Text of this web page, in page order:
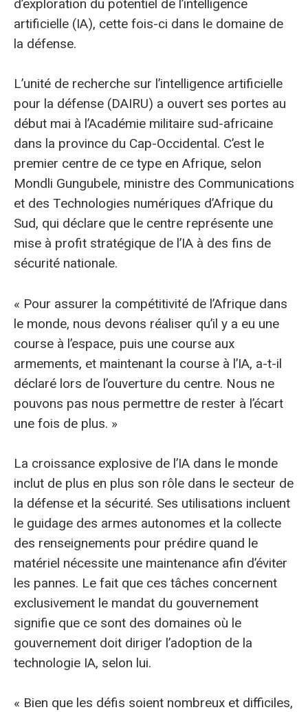
d’exploration du potentiel de l’intelligence
artificielle (IA), cette fois-ci dans le domaine de
la défense.
L’unité de recherche sur l’intelligence artificielle
pour la défense (DAIRU) a ouvert ses portes au
début mai à l’Académie militaire sud-africaine
dans la province du Cap-Occidental. C’est le
premier centre de ce type en Afrique, selon
Mondli Gungubele, ministre des Communications
et des Technologies numériques d’Afrique du
Sud, qui déclare que le centre représente une
mise à profit stratégique de l’IA à des fins de
sécurité nationale.
« Pour assurer la compétitivité de l’Afrique dans
le monde, nous devons réaliser qu’il y a eu une
course à l’espace, puis une course aux
armements, et maintenant la course à l’IA, a-t-il
déclaré lors de l’ouverture du centre. Nous ne
pouvons pas nous permettre de rester à l’écart
une fois de plus. »
La croissance explosive de l’IA dans le monde
inclut de plus en plus son rôle dans le secteur de
la défense et la sécurité. Ses utilisations incluent
le guidage des armes autonomes et la collecte
des renseignements pour prédire quand le
matériel nécessite une maintenance afin d’éviter
les pannes. Le fait que ces tâches concernent
exclusivement le mandat du gouvernement
signifie que ce sont des domaines où le
gouvernement doit diriger l’adoption de la
technologie IA, selon lui.
« Bien que les défis soient nombreux et difficiles,